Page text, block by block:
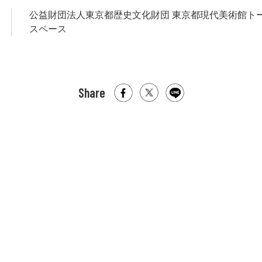
公益財団法人東京都歴史文化財団 東京都現代美術館ト
スペース
Share